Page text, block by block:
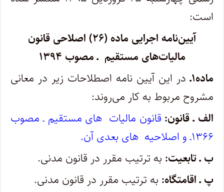
است:
آیین‌نامه اجرایی ماده (۲۶) اصلاحی قانون
مالیات‌های مستقیم ـ مصوب ۱۳۹۴
ماده۱ـ در این آیین نامه اصطلاحات زیر در معانی
مشروح مربوط به کار می‌روند:
الف ـ قانون:
قانون مالیات ‎ های مستقیم ـ مصوب
۱۳۶۶ـ و اصلاحیه ‎ های بعدی آن.
ب ـ تابعیت: به ترتیب مقرر در قانون مدنی.
پ ـ اقامتگاه: به ترتیب مقرر در قانون مدنی.